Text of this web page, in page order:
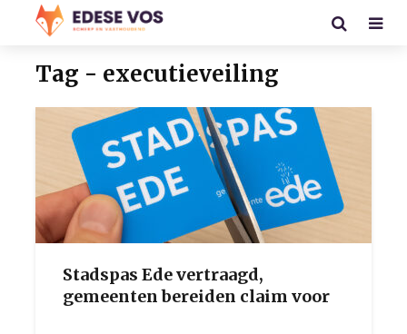
Tag - executieveiling
Stadspas Ede vertraagd,
gemeenten bereiden claim voor